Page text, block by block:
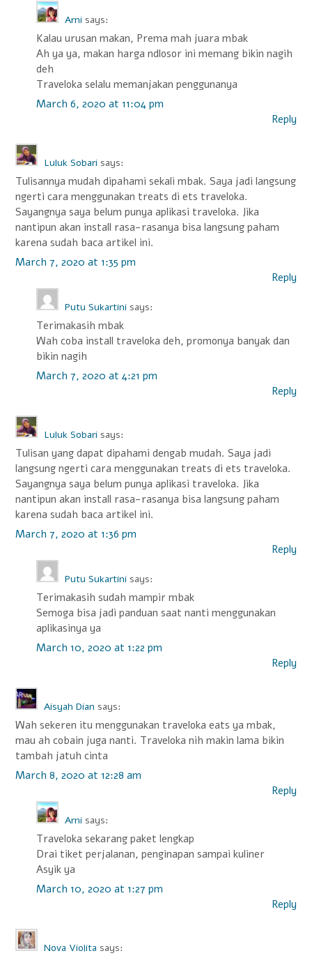
Arni says:
Kalau urusan makan, Prema mah juara mbak
Ah ya ya, makan harga ndlosor ini memang bikin nagih
deh
Traveloka selalu memanjakan penggunanya
March 6, 2020 at 11:04 pm
Reply
Luluk Sobari says:
Tulisannya mudah dipahami sekali mbak. Saya jadi langsung
ngerti cara menggunakan treats di ets traveloka.
Sayangnya saya belum punya aplikasi traveloka. Jika
nantipun akan install rasa-rasanya bisa langsung paham
karena sudah baca artikel ini.
March 7, 2020 at 1:35 pm
Reply
Putu Sukartini says:
Terimakasih mbak
Wah coba install traveloka deh, promonya banyak dan
bikin nagih
March 7, 2020 at 4:21 pm
Reply
Luluk Sobari says:
Tulisan yang dapat dipahami dengab mudah. Saya jadi
langsung ngerti cara menggunakan treats di ets traveloka.
Sayangnya saya belum punya aplikasi traveloka. Jika
nantipun akan install rasa-rasanya bisa langsung paham
karena sudah baca artikel ini.
March 7, 2020 at 1:36 pm
Reply
Putu Sukartini says:
Terimakasih sudah mampir mbak
Semoga bisa jadi panduan saat nanti menggunakan
aplikasinya ya
March 10, 2020 at 1:22 pm
Reply
Aisyah Dian says:
Wah sekeren itu menggunakan traveloka eats ya mbak,
mau ah cobain juga nanti. Traveloka nih makin lama bikin
tambah jatuh cinta
March 8, 2020 at 12:28 am
Reply
Arni says:
Traveloka sekarang paket lengkap
Drai tiket perjalanan, penginapan sampai kuliner
Asyik ya
March 10, 2020 at 1:27 pm
Reply
Nova Violita says: